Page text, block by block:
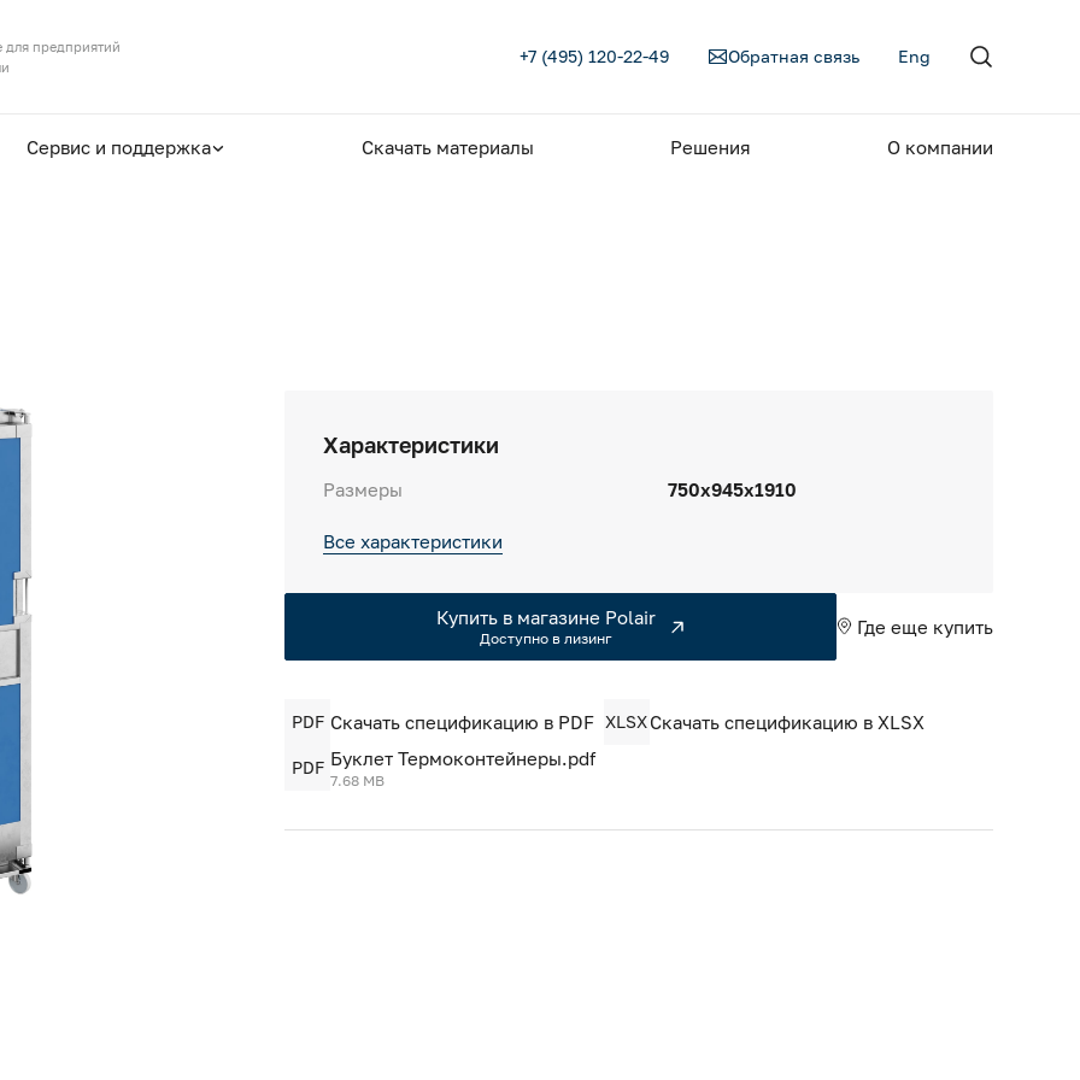
предприятий
+7 (495) 120-22-49 Обратная связь Eng
Сервис и поддержка Скачать материалы Решения О компании
Характеристики
Размеры 750x945x1910
Все характеристики
Купить в магазине Polair
Доступно в лизинг
Где еще купить
PDF Скачать спецификацию в PDF XLSXСкачать спецификацию в XLSX
PDF Буклет Термоконтейнеры.pdf
7.68 MB